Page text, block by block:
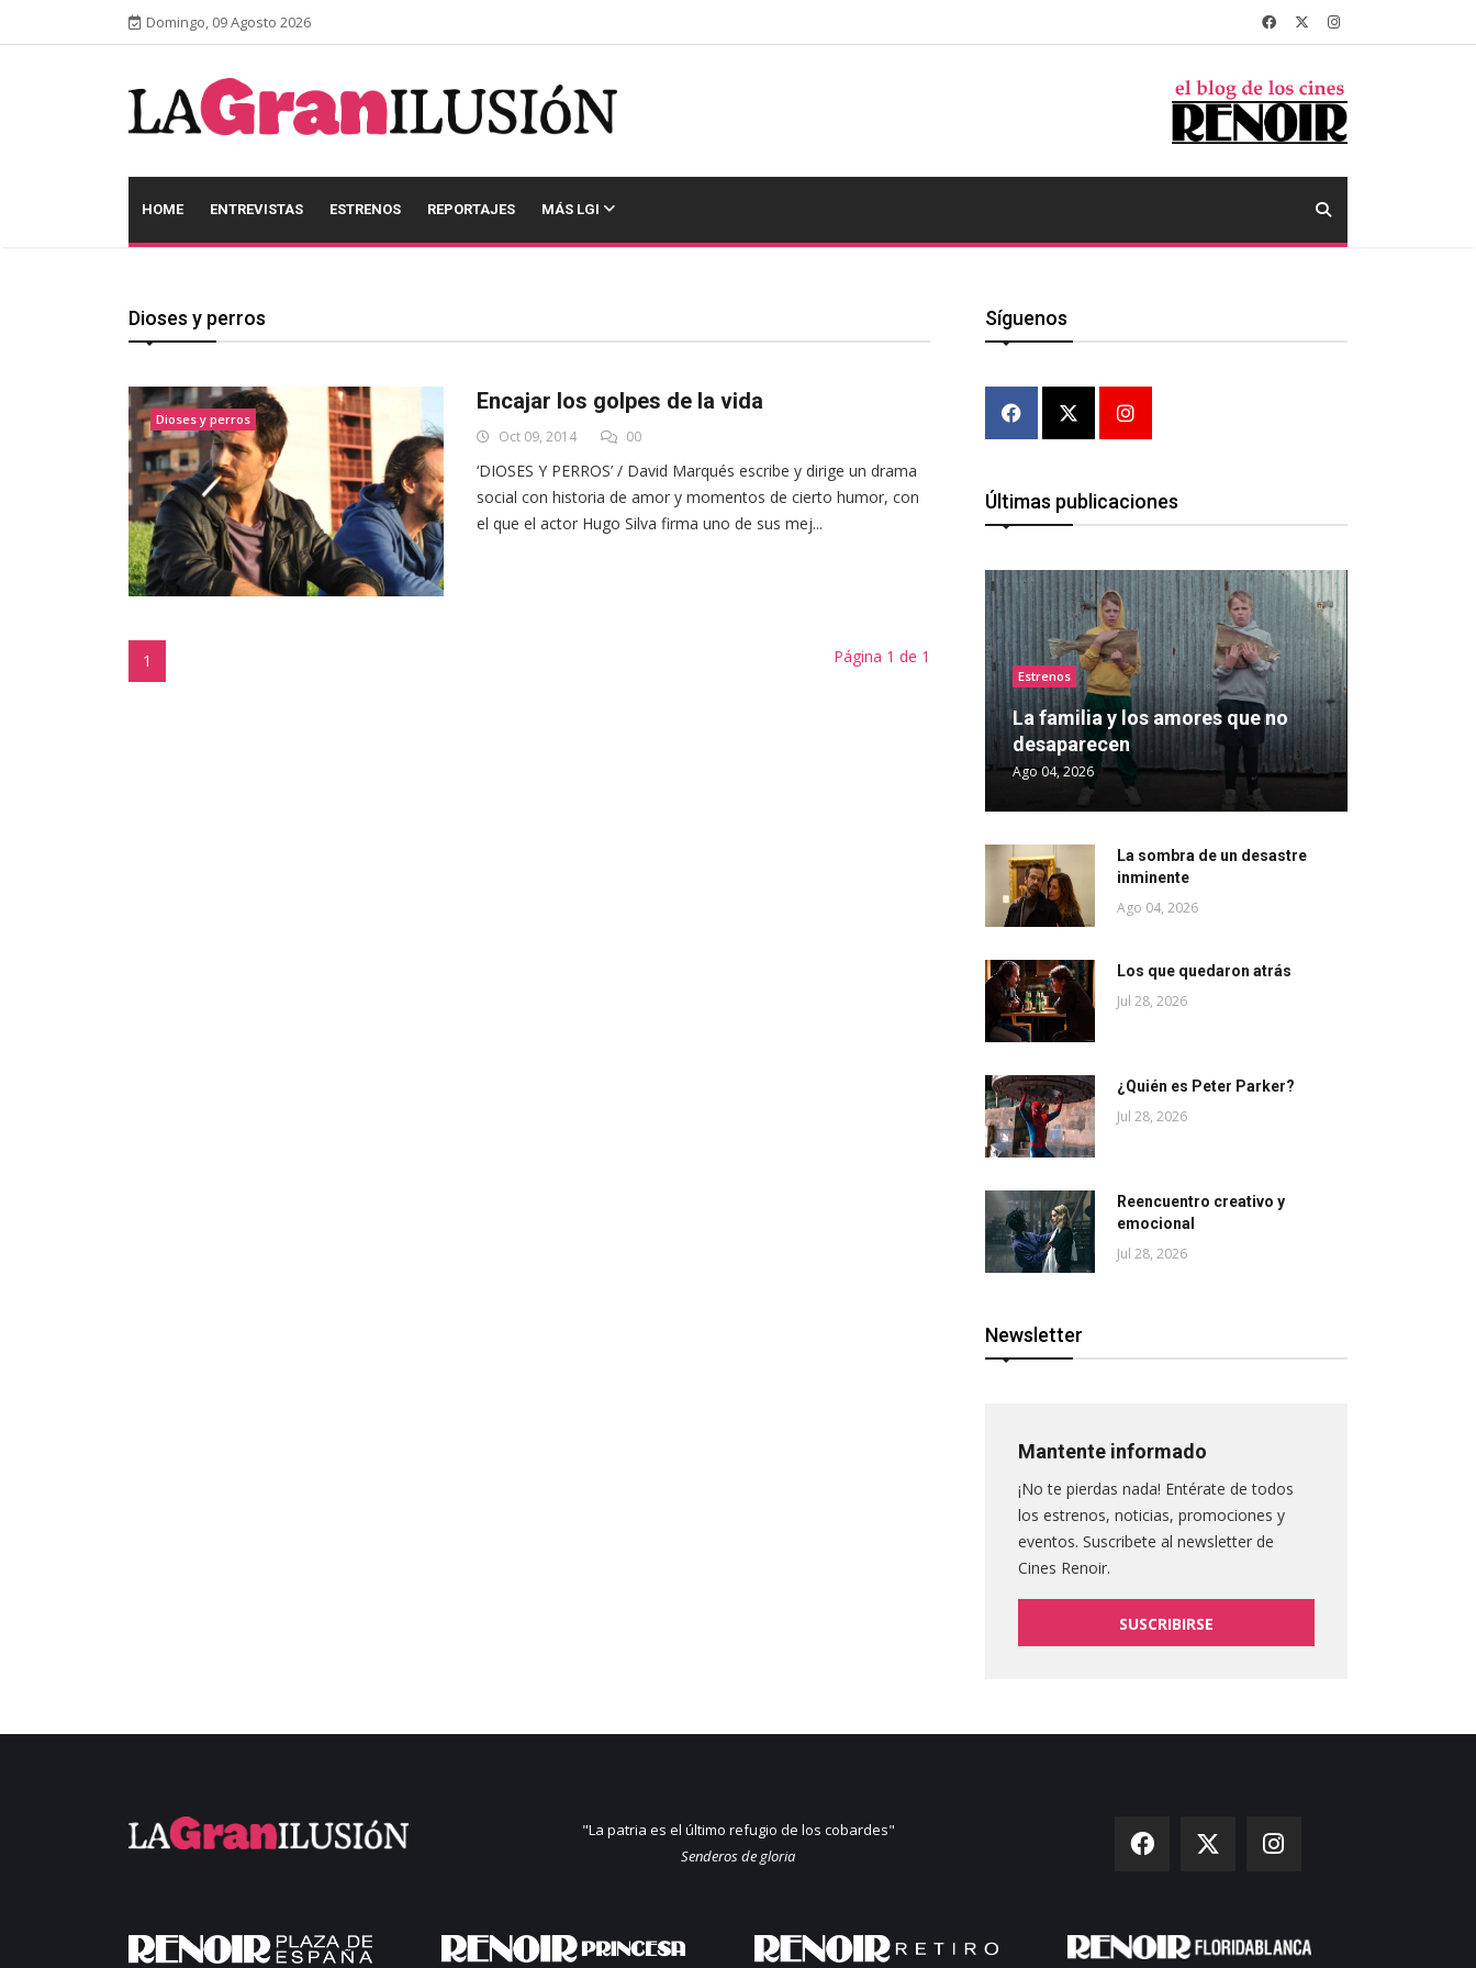
Domingo, 09 Agosto 2026
HOME ENTREVISTAS ESTRENOS REPORTAJES MÁS LGI
Dioses y perros
Dioses y perros
Encajar los golpes de la vida
Oct 09, 2014 00
‘DIOSES Y PERROS’ / David Marqués escribe y dirige un drama
social con historia de amor y momentos de cierto humor, con
el que el actor Hugo Silva firma uno de sus mej...
1 Página 1 de 1
Síguenos
Últimas publicaciones
Estrenos
La familia y los amores que no
desaparecen
Ago 04, 2026
La sombra de un desastre
inminente
Ago 04, 2026
Los que quedaron atrás
Jul 28, 2026
¿Quién es Peter Parker?
Jul 28, 2026
Reencuentro creativo y
emocional
Jul 28, 2026
Newsletter
Mantente informado
¡No te pierdas nada! Entérate de todos
los estrenos, noticias, promociones y
eventos. Suscribete al newsletter de
Cines Renoir.
SUSCRIBIRSE
"La patria es el último refugio de los cobardes"
Senderos de gloria